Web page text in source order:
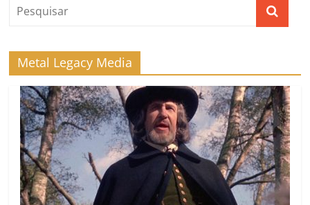
Metal Legacy Media